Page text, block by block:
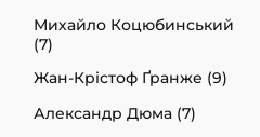
Михайло Коцюбинський
(7)
Жан-Крістоф Ґранже (9)
Александр Дюма (7)